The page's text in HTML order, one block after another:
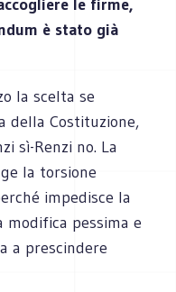
le firme,
è stato già
la scelta se
della Costituzione,
sì-Renzi no. La
la torsione
impedisce la
modifica pessima e
a prescindere